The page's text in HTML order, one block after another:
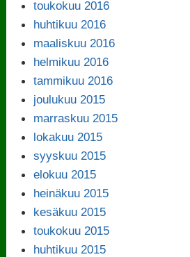
toukokuu 2016
huhtikuu 2016
maaliskuu 2016
helmikuu 2016
tammikuu 2016
joulukuu 2015
marraskuu 2015
lokakuu 2015
syyskuu 2015
elokuu 2015
heinäkuu 2015
kesäkuu 2015
toukokuu 2015
huhtikuu 2015